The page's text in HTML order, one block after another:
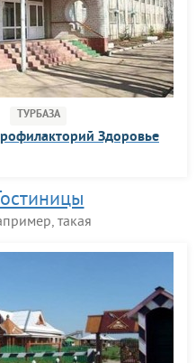
ТУРБАЗА
Здоровье
такая